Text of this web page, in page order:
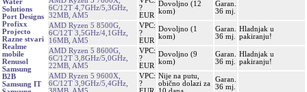
Water
Solutions
Port Designs
Profixx
Projecto
Razne stvari
Realme
mobile
Renusol
Samsung
B2B
Samsung IT
6C/12T 4,7GHz/5,3GHz,
32MB, AM5
?
EUR
Dovoljno (12
kom)
Garan.
36 mj.
AMD Ryzen 5 8500G,
6C/12T 3,5GHz/4,1GHz,
16MB, AM5
VPC:
?
EUR
Dovoljno (1
kom)
Garan.
36 mj.
Hladnjak u
pakiranju!
AMD Ryzen 5 8600G,
6C/12T 3,8GHz/5,0GHz,
22MB, AM5
VPC:
?
EUR
Dovoljno (9
kom)
Garan.
36 mj.
Hladnjak u
pakiranju!
AMD Ryzen 5 9600X,
6C/12T 3,9GHz/5,4GHz,
VPC:
?
Nije na putu,
obično dolazi za
Garan.
36 mj.